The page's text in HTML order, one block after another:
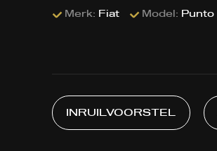
Merk: Fiat Model: Punto
INRUILVOORSTEL